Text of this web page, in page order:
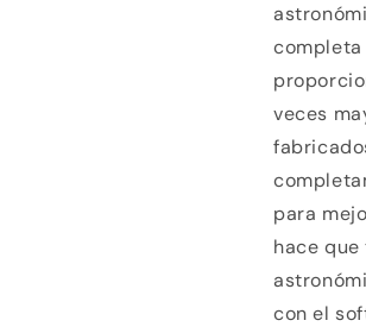
completa
veces
para
hace
con el